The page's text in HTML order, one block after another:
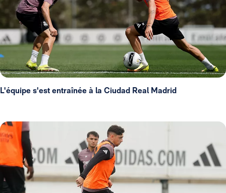
L'équipe s'est entraînée à la Ciudad Real Madrid